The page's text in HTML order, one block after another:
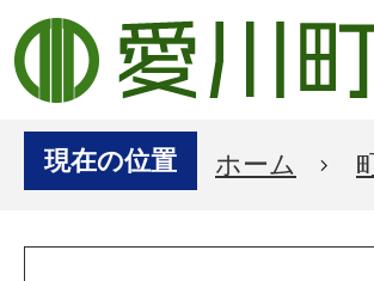
現在の位置 ホーム